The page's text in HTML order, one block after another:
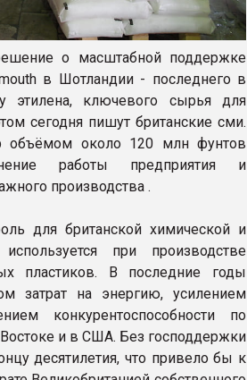
о масштабной поддержке
в Шотландии - последнего в
этилена, ключевого сырья для
сегодня пишут британские сми.
объёмом около 120 млн фунтов
работы предприятия и
производства .
для британской химической и
при производстве
пластиков. В последние годы
затрат на энергию, усилением
конкурентоспособности по
и в США. Без господдержки
десятилетия, что привело бы к